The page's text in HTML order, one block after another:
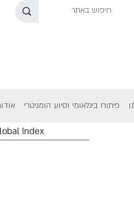
פיתוח בינלאומי וסיוע הומניטרי
Index